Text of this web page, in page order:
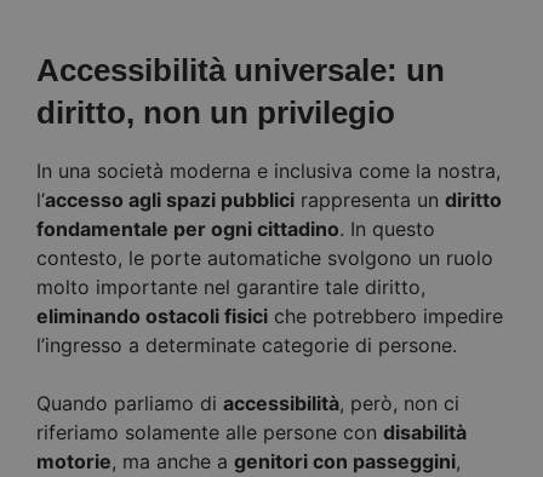
Accessibilità universale: un
diritto, non un privilegio
In una società moderna e inclusiva come la nostra,
l’accesso agli spazi pubblici rappresenta undiritto
fondamentale per ogni cittadino. In questo
contesto, le porte automatiche svolgono un ruolo
molto importante nel garantire tale diritto,
eliminando ostacoli fisici che potrebbero impedire
l’ingresso a determinate categorie di persone.
Quando parliamo diaccessibilità, però, non ci
riferiamo solamente alle persone condisabilità
motorie, ma anche agenitori con passeggini,